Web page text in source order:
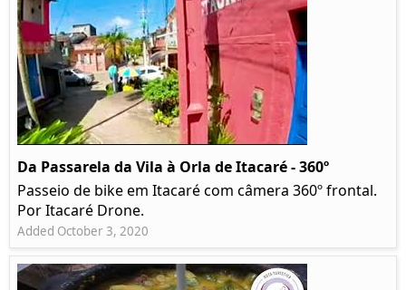
Da Passarela da Vila à Orla de Itacaré - 360º
Passeio de bike em Itacaré com câmera 360º frontal.
Por Itacaré Drone.
Added October 3, 2020